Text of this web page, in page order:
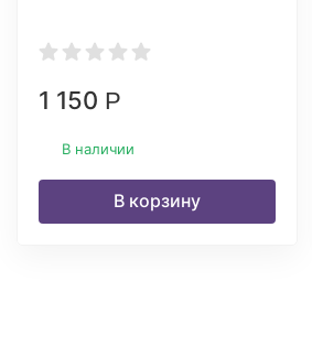
1 150 Р
В наличии
В корзину